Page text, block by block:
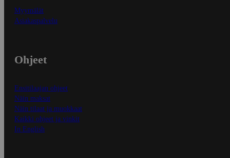
Myymälät
Asiakaspalvelu
Ohjeet
Ensitilaajan ohjeet
Näin maksat
Näin tilaat ja muokkaat
Kaikki ohjeet ja vinkit
In English